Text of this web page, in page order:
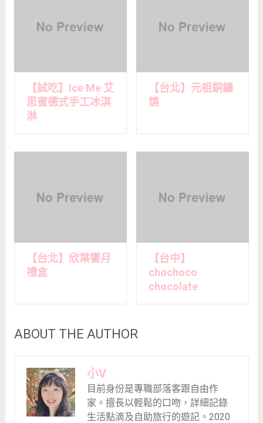
【試吃】Ice Me 艾
思蜜德式手工冰淇
淋
【台北】元祖銅鑼
燒
【台北】欣葉饗月
禮盒
【台中】
chochoco
chocolate
ABOUT THE AUTHOR
小V
目前身份是專職部落客跟自由作
家。擅長以輕鬆的口吻，詳細記錄
生活點滴及自助旅行的遊記。2020